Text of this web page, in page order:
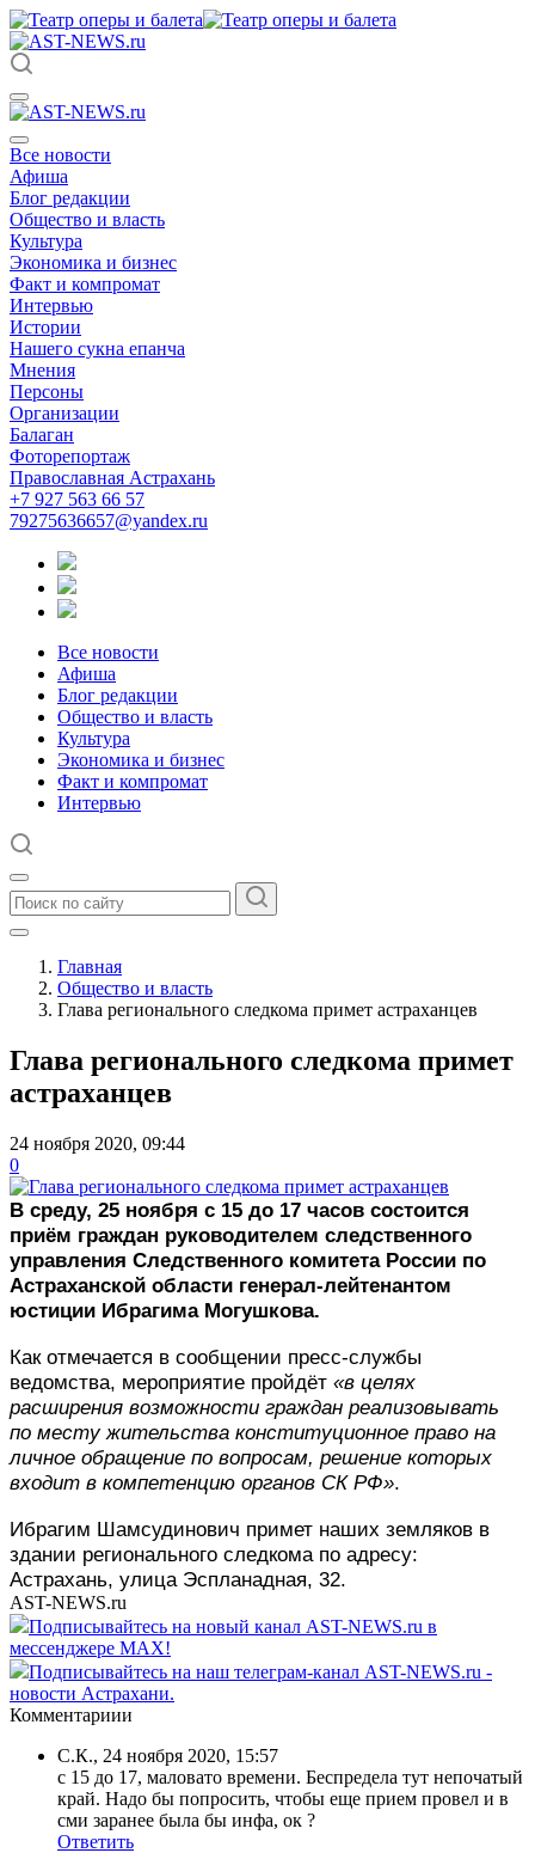
Все новости
Афиша
Блог редакции
Общество и власть
Культура
Экономика и бизнес
Факт и компромат
Интервью
Истории
Нашего сукна епанча
Мнения
Персоны
Организации
Балаган
Фоторепортаж
Православная Астрахань
+7 927 563 66 57
79275636657@yandex.ru
Все новости
Афиша
Блог редакции
Общество и власть
Культура
Экономика и бизнес
Факт и компромат
Интервью
Главная
Общество и власть
Глава регионального следкома примет астраханцев
Глава регионального следкома примет
астраханцев
24 ноября 2020, 09:44
0
В среду, 25 ноября с 15 до 17 часов состоится
приём граждан руководителем следственного
управления Следственного комитета России по
Астраханской области генерал-лейтенантом
юстиции Ибрагима Могушкова.
Как отмечается в сообщении пресс-службы
ведомства, мероприятие пройдёт «в целях
расширения возможности граждан реализовывать
по месту жительства конституционное право на
личное обращение по вопросам, решение которых
входит в компетенцию органов СК РФ».
Ибрагим Шамсудинович примет наших земляков в
здании регионального следкома по адресу:
Астрахань, улица Эспланадная, 32.
AST-NEWS.ru
Подписывайтесь на новый канал AST-NEWS.ru в
мессенджере MAX!
Подписывайтесь на наш телеграм-канал AST-NEWS.ru -
новости Астрахани.
Комментариии
С.К., 24 ноября 2020, 15:57
с 15 до 17, маловато времени. Беспредела тут непочатый
край. Надо бы попросить, чтобы еще прием провел и в
сми заранее была бы инфа, ок ?
Ответить